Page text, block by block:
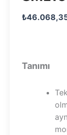
₺
Tanımı